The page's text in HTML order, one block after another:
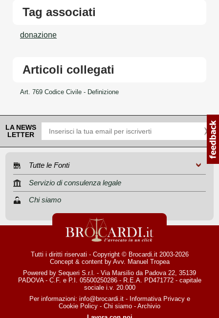
Tag associati
donazione
Articoli collegati
Art. 769 Codice Civile - Definizione
LA NEWS
LETTER
Tutte le Fonti
Servizio di consulenza legale
Chi siamo
Tutti i diritti riservati - Copyright © Brocardi.it 2003-2026
Concept & content by Avv. Manuel Tropea
Powered by Sequeri S.r.l. - Via Marsilio da Padova 22, 35139
PADOVA - C.F. e P.I. 05500250286 - R.E.A. PD471772 - capitale
sociale i.v. 20.000
Per informazioni: info@brocardi.it- Informativa Privacye
Cookie Policy - Chi siamo - Archivio